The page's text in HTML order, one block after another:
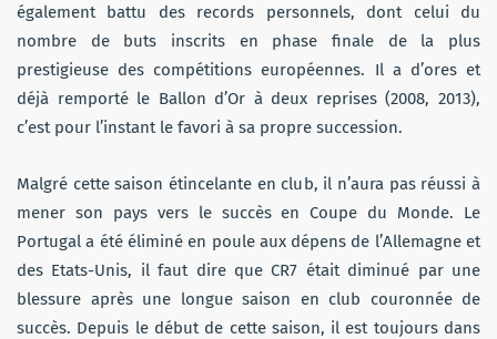
également battu des records personnels, dont celui du
nombre de buts inscrits en phase finale de la plus
prestigieuse des compétitions européennes. Il a d’ores et
déjà remporté le Ballon d’Or à deux reprises (2008, 2013),
c’est pour l’instant le favori à sa propre succession.
Malgré cette saison étincelante en club, il n’aura pas réussi à
mener son pays vers le succès en Coupe du Monde. Le
Portugal a été éliminé en poule aux dépens de l’Allemagne et
des Etats-Unis, il faut dire que CR7 était diminué par une
blessure après une longue saison en club couronnée de
succès. Depuis le début de cette saison, il est toujours dans